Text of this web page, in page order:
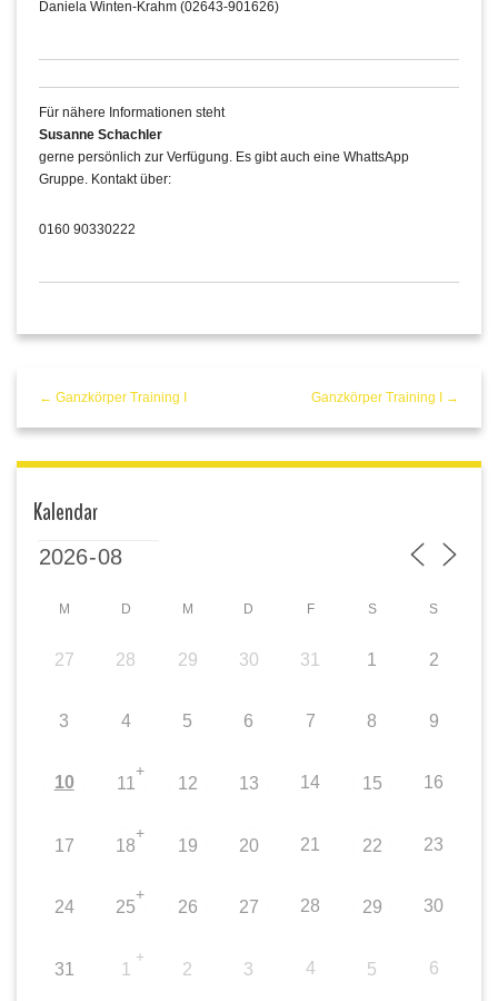
Daniela Winten-Krahm (02643-901626)
Für nähere Informationen steht
Susanne Schachler
gerne persönlich zur Verfügung. Es gibt auch eine WhattsApp
Gruppe. Kontakt über:
0160 90330222
← Ganzkörper Training I Ganzkörper Training I →
Kalendar
M D M D F S S
27 28 29 30 31 1 2
3 4 5 6 7 8 9
10 11
+
12 13 14 15 16
17 18
+
19 20 21 22 23
24 25
+
26 27 28 29 30
31 1
+
2 3 4 5 6